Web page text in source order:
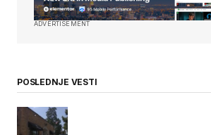
ADVERTISEMENT
POSLEDNJE VESTI